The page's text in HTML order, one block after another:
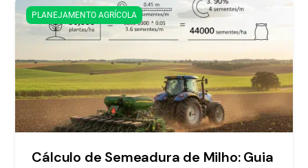
PLANEJAMENTO AGRÍCOLA
Cálculo de Semeadura de Milho: Guia